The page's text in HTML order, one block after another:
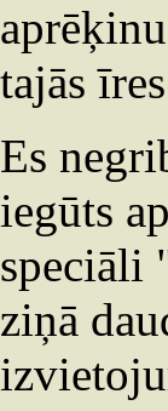
tajās
Es
iegūts
speciāli
ziņā